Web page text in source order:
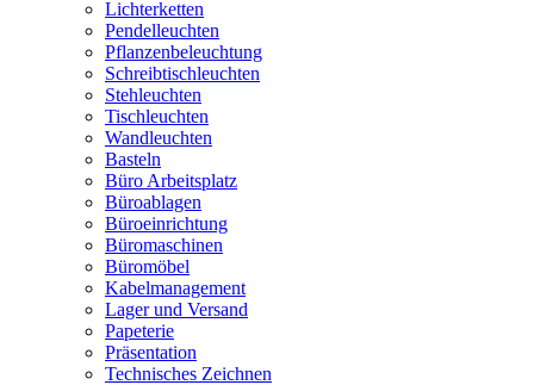
Lichterketten
Pendelleuchten
Pflanzenbeleuchtung
Schreibtischleuchten
Stehleuchten
Tischleuchten
Wandleuchten
Basteln
Büro Arbeitsplatz
Büroablagen
Büroeinrichtung
Büromaschinen
Büromöbel
Kabelmanagement
Lager und Versand
Papeterie
Präsentation
Technisches Zeichnen